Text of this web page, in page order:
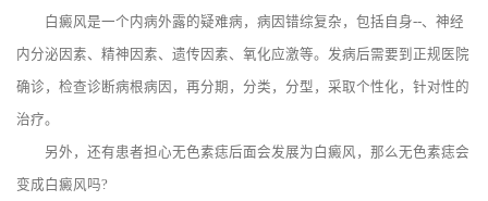
白癜风是一个内病外露的疑难病，病因错综复杂，包括自身--、神经
内分泌因素、精神因素、遗传因素、氧化应激等。发病后需要到正规医院
确诊，检查诊断病根病因，再分期，分类，分型，采取个性化，针对性的
治疗。
另外，还有患者担心无色素痣后面会发展为白癜风，那么无色素痣会
变成白癜风吗?